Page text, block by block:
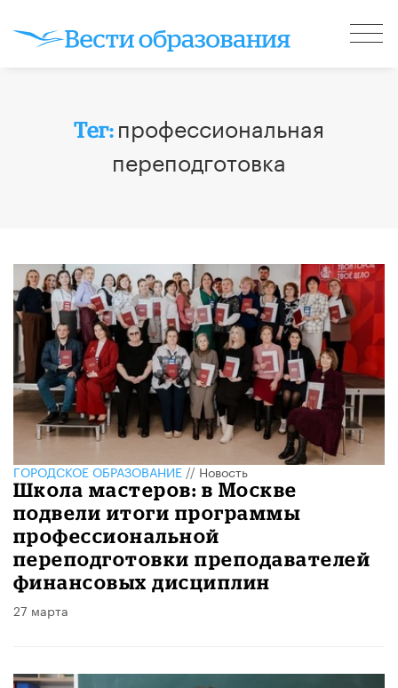
Тег: профессиональная
переподготовка
ГОРОДСКОЕ ОБРАЗОВАНИЕ//Новость
Школа мастеров: в Москве
подвели итоги программы
профессиональной
переподготовки преподавателей
финансовых дисциплин
27 марта